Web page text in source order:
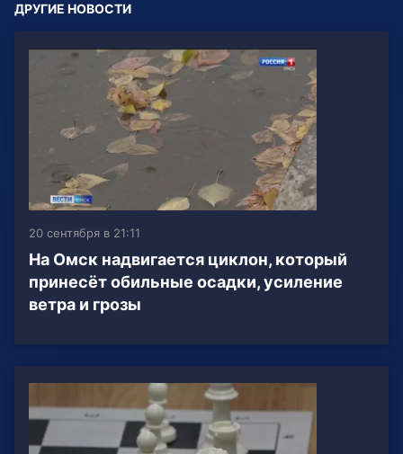
ДРУГИЕ НОВОСТИ
20 сентября в 21:11
На Омск надвигается циклон, который
принесёт обильные осадки, усиление
ветра и грозы